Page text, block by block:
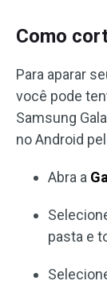
Como
Para aparar
você pode
Samsung
no Android
Abra a
pasta e